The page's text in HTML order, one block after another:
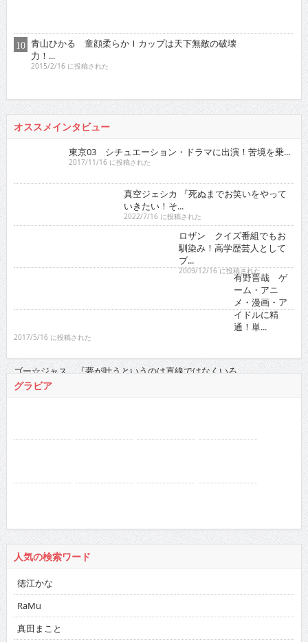
東京03 シチュエーション・ドラマに出演！苦境を乗...
いきたい！そ...
2022/7/16 に投稿された
馴染み！高学歴芸人として
ブ...
ーム・アニ
メ・漫画・ア
通！単...
ゴー☆ジャス 『夢が叶うというのは直線ではなくいろ...
徳江かな
netflix
バックナンバー